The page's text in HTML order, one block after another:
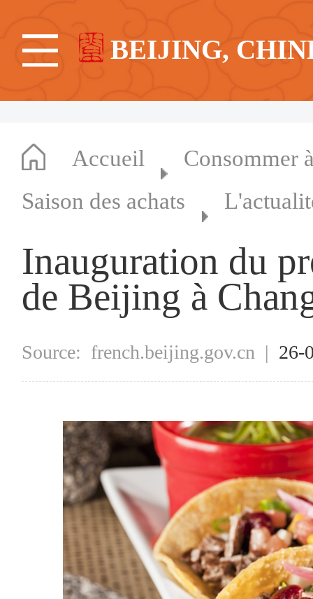
BEIJING,
Accueil
Consommer
Saison des achats
Inauguration du
de Beijing à
Source: french.beijing.gov.cn | 26-